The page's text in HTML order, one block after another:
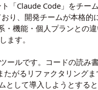
「Claude Code」をチー
り、開発チームが本格
機能・個人プランとの
ます。
ルです。コードの読み
がるリファクタリング
して導入しようとする